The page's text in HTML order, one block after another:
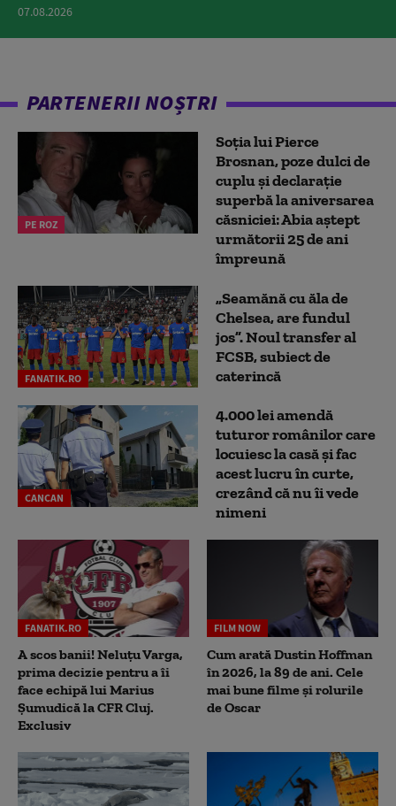
07.08.2026
PARTENERII NOȘTRI
PE ROZ
Soția lui Pierce
Brosnan, poze dulci de
cuplu și declarație
superbă la aniversarea
căsniciei: Abia aștept
următorii 25 de ani
împreună
FANATIK.RO
„Seamănă cu ăla de
Chelsea, are fundul
jos”. Noul transfer al
FCSB, subiect de
caterincă
CANCAN
4.000 lei amendă
tuturor românilor care
locuiesc la casă și fac
acest lucru în curte,
crezând că nu îi vede
nimeni
FANATIK.RO
A scos banii! Neluțu Varga,
prima decizie pentru a îi
face echipă lui Marius
Șumudică la CFR Cluj.
Exclusiv
FILM NOW
Cum arată Dustin Hoffman
în 2026, la 89 de ani. Cele
mai bune filme și rolurile
de Oscar